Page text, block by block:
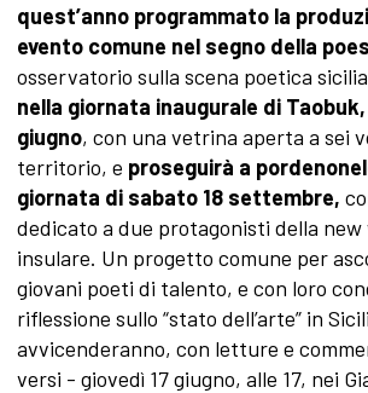
quest’anno programmato la
evento comune nel segno della
osservatorio sulla scena poetica
nella giornata inaugurale di Taobuk,
giugno, con una vetrina aperta a sei
territorio, e proseguirà a
giornata di sabato 18 settembre,
dedicato a due protagonisti della new
insulare. Un progetto comune per
giovani poeti di talento, e con loro
riflessione sullo “stato dell’arte” in
avvicenderanno, con letture e
versi - giovedì 17 giugno, alle 17, nei